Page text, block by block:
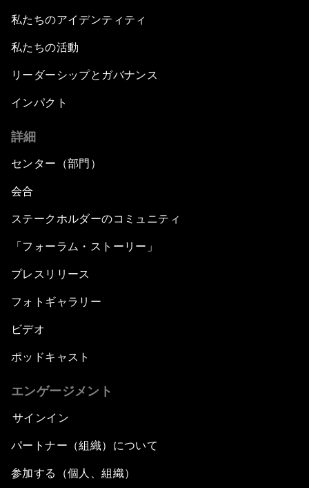
私たちのアイデンティティ
私たちの活動
リーダーシップとガバナンス
インパクト
詳細
センター（部門）
会合
ステークホルダーのコミュニティ
「フォーラム・ストーリー」
プレスリリース
フォトギャラリー
ビデオ
ポッドキャスト
エンゲージメント
サインイン
パートナー（組織）について
参加する（個人、組織）